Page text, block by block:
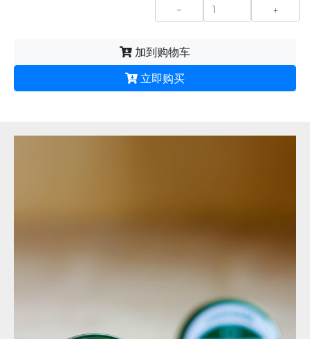
- +
加到购物车
立即购买